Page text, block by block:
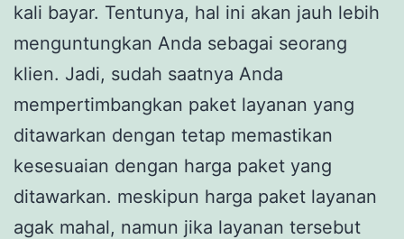
kali bayar. Tentunya, hal ini akan jauh lebih
menguntungkan Anda sebagai seorang
klien. Jadi, sudah saatnya Anda
mempertimbangkan paket layanan yang
ditawarkan dengan tetap memastikan
kesesuaian dengan harga paket yang
ditawarkan. meskipun harga paket layanan
agak mahal, namun jika layanan tersebut